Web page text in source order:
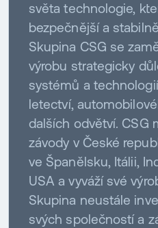
světa technologie,
bezpečnější a
Skupina CSG se
výrobu strategicky
systémů a
letectví,
dalších odvětví. CSG
závody v České
ve Španělsku, Itálii,
USA a vyváží své
Skupina neustále
svých společností a